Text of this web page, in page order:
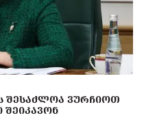
ᲨᲔᲡᲐᲫᲚᲝᲐ ᲕᲣᲠᲩᲘᲝᲗ
ᲨᲔᲘᲙᲐᲕᲝᲜ